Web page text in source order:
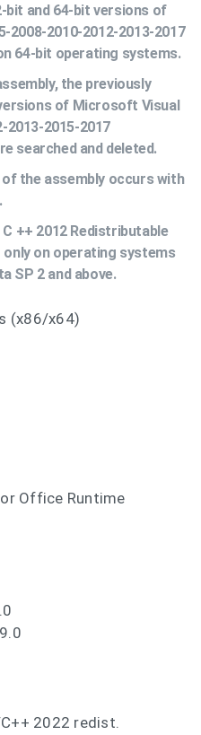
bit and 64-bit versions of
2008-2010-2012-2013-2017
64-bit operating systems.
the previously
of Microsoft Visual
2013-2015-2017
searched and deleted.
the assembly occurs with
++ 2012 Redistributable
only on operating systems
SP 2 and above.
(x86/x64)
Office Runtime
2022 redist.